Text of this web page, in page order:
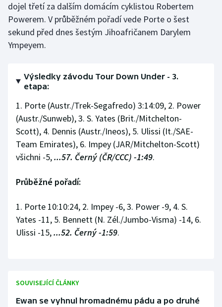
Lyže a snowboard
Moderní pětiboj
Olympijské hry
Parasport
Plavání
Plážový volejbal
Ragby
Rychlostní kanoistika
Stolní tenis
dojel třetí za dalším domácím cyklistou Robertem
Powerem. V průběžném pořadí vede Porte o šest
sekund před dnes šestým Jihoafričanem Darylem
Ympeyem.
Výsledky závodu Tour Down Under - 3.
etapa:
1. Porte (Austr./Trek-Segafredo) 3:14:09, 2. Power
(Austr./Sunweb), 3. S. Yates (Brit./Mitchelton-
Scott), 4. Dennis (Austr./Ineos), 5. Ulissi (It./SAE-
Team Emirates), 6. Impey (JAR/Mitchelton-Scott)
všichni -5,...57. Černý (ČR/CCC) -1:49.
Průběžné pořadí:
1. Porte 10:10:24, 2. Impey -6, 3. Power -9, 4. S.
Yates -11, 5. Bennett (N. Zél./Jumbo-Visma) -14, 6.
Ulissi -15,...52. Černý -1:59.
SOUVISEJÍCÍ ČLÁNKY
Ewan se vyhnul hromadnému pádu a po druhé